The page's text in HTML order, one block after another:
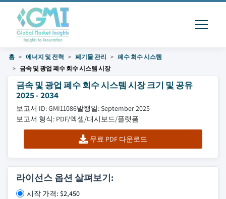
홈 에너지 및 전력 폐기물 관리
폐수 회수 시스템
금속 및 광업 폐수 회수 시스템 시장
금속 및 광업 폐수 회수 시스템 시장 크기 및 공유
2025 - 2034
보고서 ID: GMI11086발행일: September 2025
보고서 형식: PDF/엑셀/대시보드/플랫폼
무료 PDF 다운로드
라이선스 옵션 살펴보기:
시작 가격: $2,450